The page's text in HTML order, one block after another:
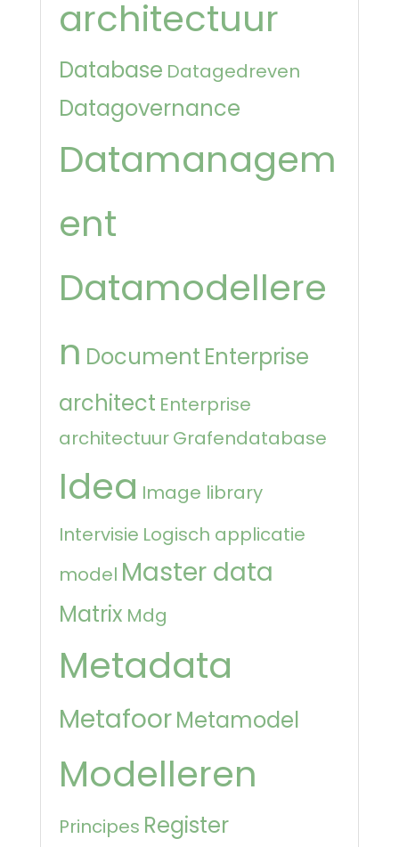
architectuur
Database Datagedreven
Datagovernance
Datamanagem
ent
Datamodellere
n Document Enterprise
architect Enterprise
architectuurGrafendatabase
Idea Image library
Intervisie Logisch applicatie
model Master data
Matrix Mdg
Metadata
MetafoorMetamodel
Modelleren
Principes Register